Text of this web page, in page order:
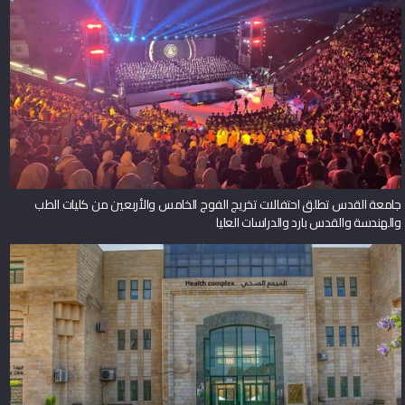
جامعة القدس تطلق احتفالات تخريج الفوج الخامس والأربعين من كليات الطب
والهندسة والقدس بارد والدراسات العليا